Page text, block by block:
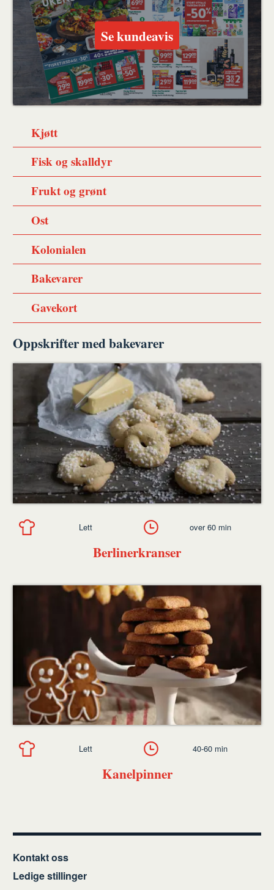
Se kundeavis
Kjøtt
Fisk og skalldyr
Frukt og grønt
Ost
Kolonialen
Bakevarer
Gavekort
Oppskrifter med bakevarer
Berlinerkranser
Lett over 60 min
Kanelpinner
Lett 40-60 min
Kontakt oss
Ledige stillinger